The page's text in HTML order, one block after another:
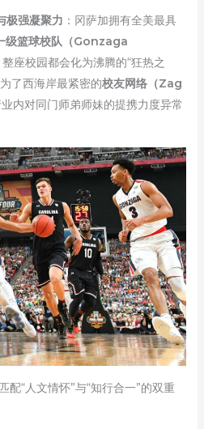
极强凝聚力 ：冈萨加拥有全美最具
级篮球校队（Gonzaga
座校园都会化为沸腾的“狂热之
了西海岸最紧密的校友网络（Zag
业内对同门师弟师妹的提携力度异常
配“人文情怀”与“知行合一”的双重